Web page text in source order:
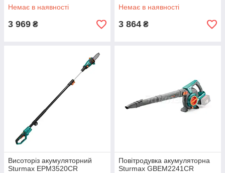
Немає в наявності
3 969 ₴
Немає в наявності
3 864 ₴
Висоторіз акумуляторний
Sturmax EPM3520CR
Повітродувка акумуляторна
Sturmax GBEM2241CR